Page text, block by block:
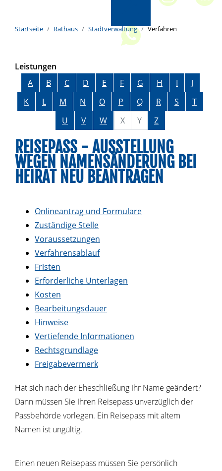
Startseite Rathaus Stadtverwaltung Verfahren
Leistungen
Alphabetisches Register überspringen
A B C D E F G H I
J
K
L M N O P Q R S
T
U
V W X Y Z
REISEPASS - AUSSTELLUNG
WEGEN NAMENSÄNDERUNG BEI
HEIRAT NEU BEANTRAGEN
Onlineantrag und Formulare
Zuständige Stelle
Voraussetzungen
Verfahrensablauf
Fristen
Erforderliche Unterlagen
Kosten
Bearbeitungsdauer
Hinweise
Vertiefende Informationen
Rechtsgrundlage
Freigabevermerk
Hat sich nach der Eheschließung Ihr Name geändert?
Dann müssen Sie Ihren Reisepass unverzüglich der
Passbehörde vorlegen. Ein Reisepass mit altem
Namen ist ungültig.
Einen neuen Reisepass müssen Sie persönlich